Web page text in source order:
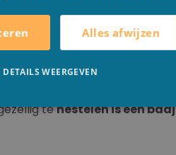
en snel droogt. De stof
onterecht natuurlijk want
tenestelen is een
Alles afwijzen
DETAILS WEERGEVEN